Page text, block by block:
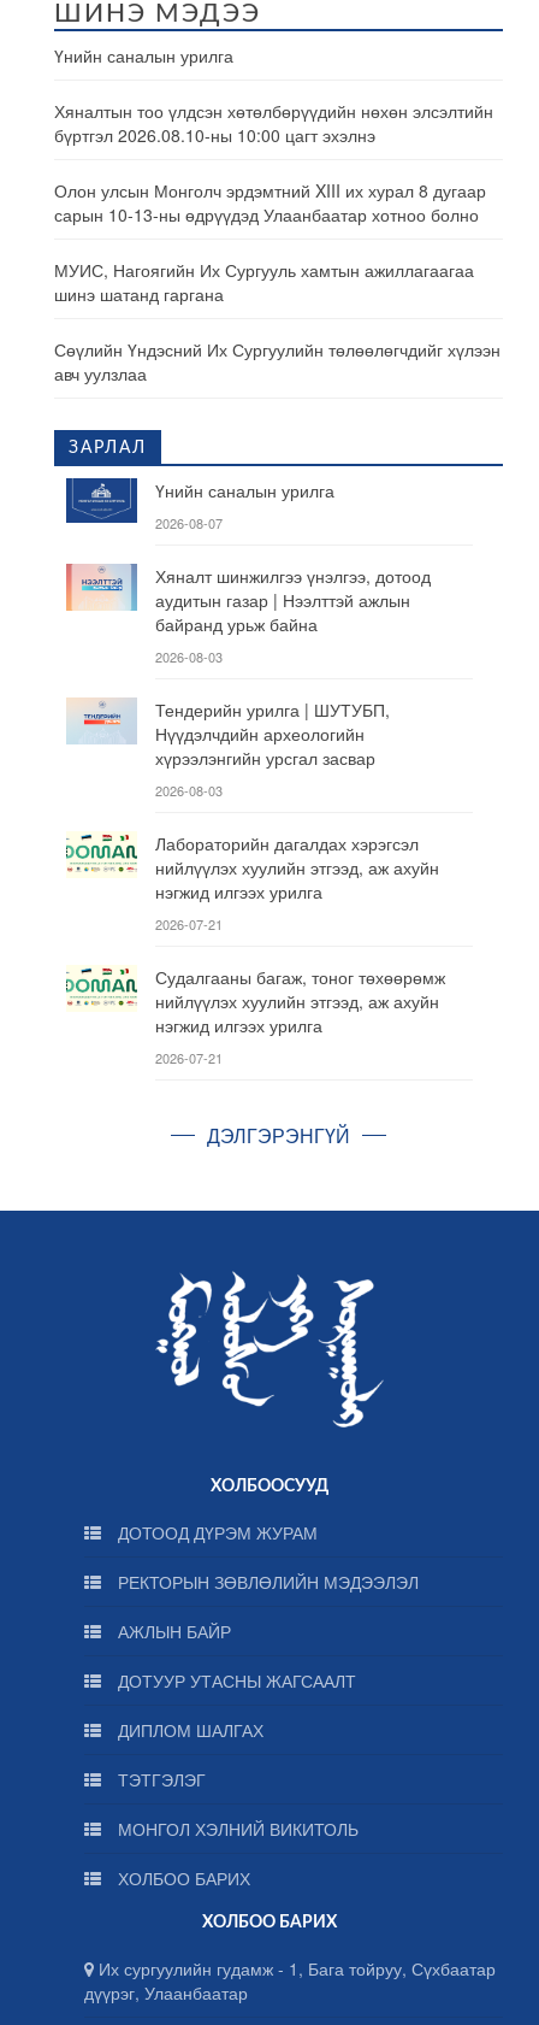
ШИНЭ МЭДЭЭ
Үнийн саналын урилга
Хяналтын тоо үлдсэн хөтөлбөрүүдийн нөхөн элсэлтийн
бүртгэл 2026.08.10-ны 10:00 цагт эхэлнэ
Олон улсын Монголч эрдэмтний XIII их хурал 8 дугаар
сарын 10-13-ны өдрүүдэд Улаанбаатар хотноо болно
МУИС, Нагоягийн Их Сургууль хамтын ажиллагаагаа
шинэ шатанд гаргана
Сөүлийн Үндэсний Их Сургуулийн төлөөлөгчдийг хүлээн
авч уулзлаа
ЗАРЛАЛ
Үнийн саналын урилга
2026-08-07
Хяналт шинжилгээ үнэлгээ, дотоод
аудитын газар | Нээлттэй ажлын
байранд урьж байна
2026-08-03
Тендерийн урилга | ШУТУБП,
Нүүдэлчдийн археологийн
хүрээлэнгийн урсгал засвар
2026-08-03
Лабораторийн дагалдах хэрэгсэл
нийлүүлэх хуулийн этгээд, аж ахуйн
нэгжид илгээх урилга
2026-07-21
Судалгааны багаж, тоног төхөөрөмж
нийлүүлэх хуулийн этгээд, аж ахуйн
нэгжид илгээх урилга
2026-07-21
ДЭЛГЭРЭНГҮЙ
ХОЛБООСУУД
ДОТООД ДҮРЭМ ЖУРАМ
РЕКТОРЫН ЗӨВЛӨЛИЙН МЭДЭЭЛЭЛ
АЖЛЫН БАЙР
ДОТУУР УТАСНЫ ЖАГСААЛТ
ДИПЛОМ ШАЛГАХ
ТЭТГЭЛЭГ
МОНГОЛ ХЭЛНИЙ ВИКИТОЛЬ
ХОЛБОО БАРИХ
ХОЛБОО БАРИХ
Их сургуулийн гудамж - 1, Бага тойруу, Сүхбаатар
дүүрэг, Улаанбаатар